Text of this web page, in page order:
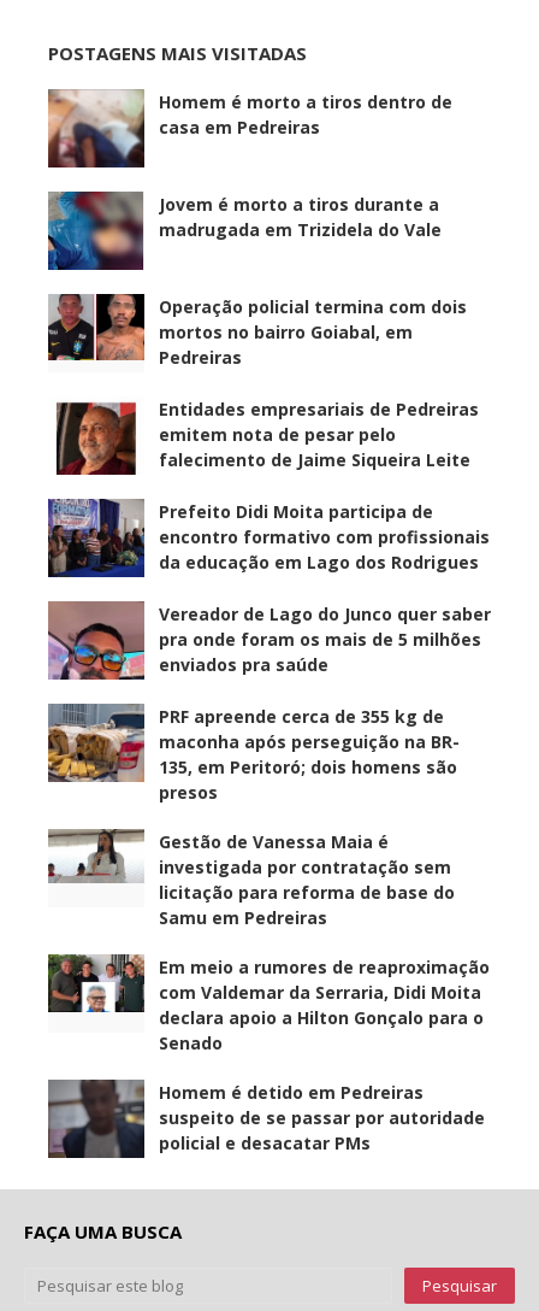
POSTAGENS MAIS VISITADAS
Homem é morto a tiros dentro de
casa em Pedreiras
Jovem é morto a tiros durante a
madrugada em Trizidela do Vale
Operação policial termina com dois
mortos no bairro Goiabal, em
Pedreiras
Entidades empresariais de Pedreiras
emitem nota de pesar pelo
falecimento de Jaime Siqueira Leite
Prefeito Didi Moita participa de
encontro formativo com profissionais
da educação em Lago dos Rodrigues
Vereador de Lago do Junco quer saber
pra onde foram os mais de 5 milhões
enviados pra saúde
PRF apreende cerca de 355 kg de
maconha após perseguição na BR-
135, em Peritoró; dois homens são
presos
Gestão de Vanessa Maia é
investigada por contratação sem
licitação para reforma de base do
Samu em Pedreiras
Em meio a rumores de reaproximação
com Valdemar da Serraria, Didi Moita
declara apoio a Hilton Gonçalo para o
Senado
Homem é detido em Pedreiras
suspeito de se passar por autoridade
policial e desacatar PMs
FAÇA UMA BUSCA